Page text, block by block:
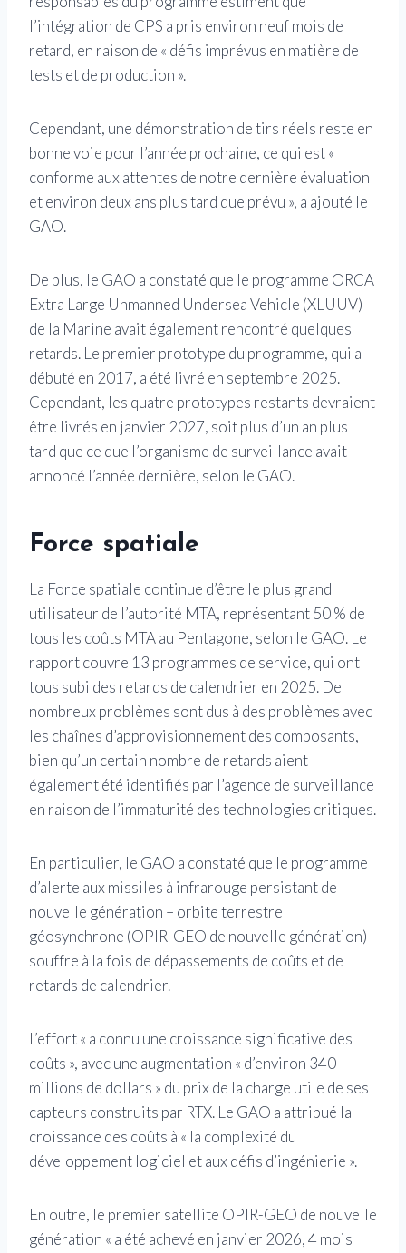
l’intégration de CPS a pris environ neuf mois de
retard, en raison de « défis imprévus en matière de
tests et de production ».
Cependant, une démonstration de tirs réels reste en
bonne voie pour l’année prochaine, ce qui est «
conforme aux attentes de notre dernière évaluation
et environ deux ans plus tard que prévu », a ajouté le
GAO.
De plus, le GAO a constaté que le programme ORCA
Extra Large Unmanned Undersea Vehicle (XLUUV)
de la Marine avait également rencontré quelques
retards. Le premier prototype du programme, qui a
débuté en 2017, a été livré en septembre 2025.
Cependant, les quatre prototypes restants devraient
être livrés en janvier 2027, soit plus d’un an plus
tard que ce que l’organisme de surveillance avait
annoncé l’année dernière, selon le GAO.
Force spatiale
La Force spatiale continue d’être le plus grand
utilisateur de l’autorité MTA, représentant 50 % de
tous les coûts MTA au Pentagone, selon le GAO. Le
rapport couvre 13 programmes de service, qui ont
tous subi des retards de calendrier en 2025. De
nombreux problèmes sont dus à des problèmes avec
les chaînes d’approvisionnement des composants,
bien qu’un certain nombre de retards aient
également été identifiés par l’agence de surveillance
en raison de l’immaturité des technologies critiques.
En particulier, le GAO a constaté que le programme
d’alerte aux missiles à infrarouge persistant de
nouvelle génération – orbite terrestre
géosynchrone (OPIR-GEO de nouvelle génération)
souffre à la fois de dépassements de coûts et de
retards de calendrier.
L’effort « a connu une croissance significative des
coûts », avec une augmentation « d’environ 340
millions de dollars » du prix de la charge utile de ses
capteurs construits par RTX. Le GAO a attribué la
croissance des coûts à « la complexité du
développement logiciel et aux défis d’ingénierie ».
En outre, le premier satellite OPIR-GEO de nouvelle
génération « a été achevé en janvier 2026, 4 mois